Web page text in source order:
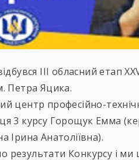
ІІІ обласний етап
Петра Яцика.
центр професійно-
3 курсу Горощук Емма
Ірина Анатоліївна).
результати Конкурсу і ми